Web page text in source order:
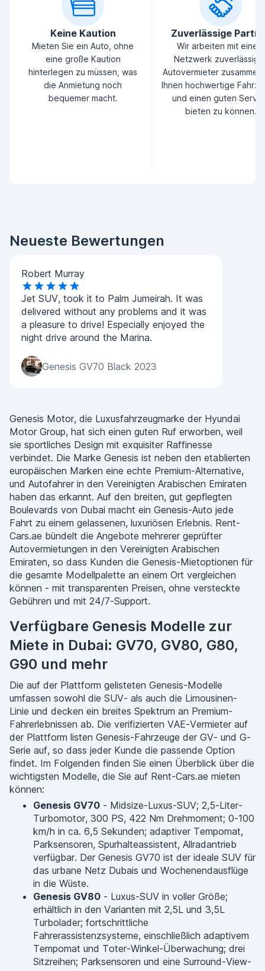
Keine Kaution
Mieten Sie ein Auto, ohne
eine große Kaution
hinterlegen zu müssen, was
die Anmietung noch
bequemer macht.
Zuverlässige
Wir arbeiten mit einem
Netzwerk
Autovermieter
Ihnen hochwertige
und einen guten
bieten zu können.
Neueste Bewertungen
Robert Murray
Jet SUV, took it to Palm Jumeirah. It was
delivered without any problems and it was
a pleasure to drive! Especially enjoyed the
night drive around the Marina.
Genesis GV70 Black 2023
Genesis Motor, die Luxusfahrzeugmarke der Hyundai
Motor Group, hat sich einen guten Ruf erworben, weil
sie sportliches Design mit exquisiter Raffinesse
verbindet. Die Marke Genesis ist neben den etablierten
europäischen Marken eine echte Premium-Alternative,
und Autofahrer in den Vereinigten Arabischen Emiraten
haben das erkannt. Auf den breiten, gut gepflegten
Boulevards von Dubai macht ein Genesis-Auto jede
Fahrt zu einem gelassenen, luxuriösen Erlebnis. Rent-
Cars.ae bündelt die Angebote mehrerer geprüfter
Autovermietungen in den Vereinigten Arabischen
Emiraten, so dass Kunden die Genesis-Mietoptionen für
die gesamte Modellpalette an einem Ort vergleichen
können - mit transparenten Preisen, ohne versteckte
Gebühren und mit 24/7-Support.
Verfügbare Genesis Modelle zur
Miete in Dubai: GV70, GV80, G80,
G90 und mehr
Die auf der Plattform gelisteten Genesis-Modelle
umfassen sowohl die SUV- als auch die Limousinen-
Linie und decken ein breites Spektrum an Premium-
Fahrerlebnissen ab. Die verifizierten VAE-Vermieter auf
der Plattform listen Genesis-Fahrzeuge der GV- und G-
Serie auf, so dass jeder Kunde die passende Option
findet. Im Folgenden finden Sie einen Überblick über die
wichtigsten Modelle, die Sie auf Rent-Cars.ae mieten
können:
Genesis GV70 - Midsize-Luxus-SUV; 2,5-Liter-
Turbomotor, 300 PS, 422 Nm Drehmoment; 0-100
km/h in ca. 6,5 Sekunden; adaptiver Tempomat,
Parksensoren, Spurhalteassistent, Allradantrieb
verfügbar. Der Genesis GV70 ist der ideale SUV für
das urbane Netz Dubais und Wochenendausflüge
in die Wüste.
Genesis GV80 - Luxus-SUV in voller Größe;
erhältlich in den Varianten mit 2,5L und 3,5L
Turbolader; fortschrittliche
Fahrerassistenzsysteme, einschließlich adaptivem
Tempomat und Toter-Winkel-Überwachung; drei
Sitzreihen; Parksensoren und eine Surround-View-